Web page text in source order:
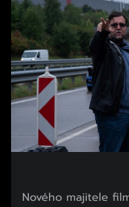
Nového majitele